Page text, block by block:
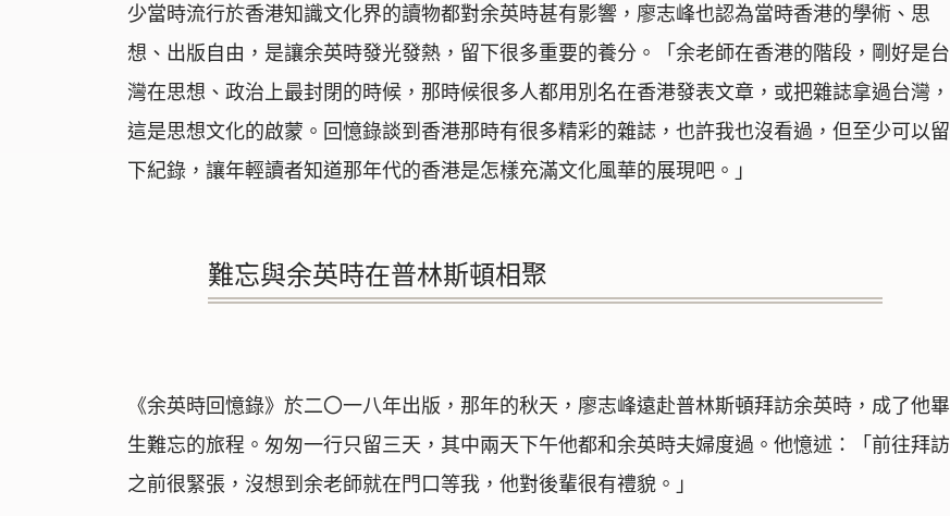
少當時流行於香港知識文化界的讀物都對余英時甚有影響，廖志峰也認為當時香港的學術、思
想、出版自由，是讓余英時發光發熱，留下很多重要的養分。「余老師在香港的階段，剛好是台
灣在思想、政治上最封閉的時候，那時候很多人都用別名在香港發表文章，或把雜誌拿過台灣，
這是思想文化的啟蒙。回憶錄談到香港那時有很多精彩的雜誌，也許我也沒看過，但至少可以留
下紀錄，讓年輕讀者知道那年代的香港是怎樣充滿文化風華的展現吧。」
難忘與余英時在普林斯頓相聚
《余英時回憶錄》於二〇一八年出版，那年的秋天，廖志峰遠赴普林斯頓拜訪余英時，成了他畢
生難忘的旅程。匆匆一行只留三天，其中兩天下午他都和余英時夫婦度過。他憶述：「前往拜訪
之前很緊張，沒想到余老師就在門口等我，他對後輩很有禮貌。」